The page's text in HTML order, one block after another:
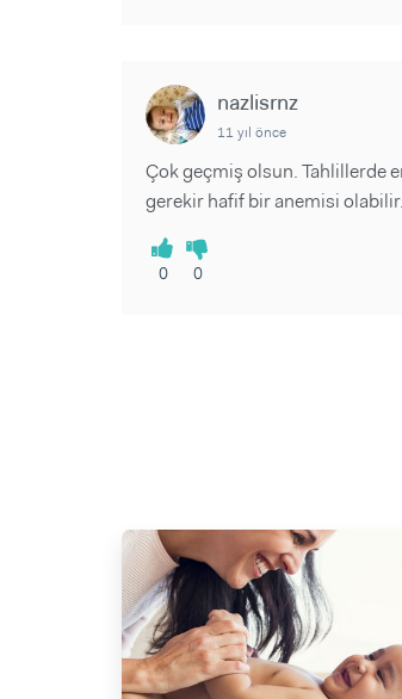
nazlisrnz
11 yıl önce
Çok geçmiş olsun. Tahlillerde
gerekir hafif bir anemisi
0 0